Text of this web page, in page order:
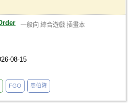
一般向 綜合遊戲 插畫本
08-15
FGO 奧伯隆